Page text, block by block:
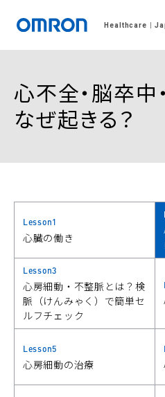
Healthcare
心不全・脳卒中
なぜ起きる？
Lesson1
心臓の働き
Lesson3
心房細動・不整脈とは？検
脈（けんみゃく）で簡単セ
ルフチェック
Lesson5
心房細動の治療